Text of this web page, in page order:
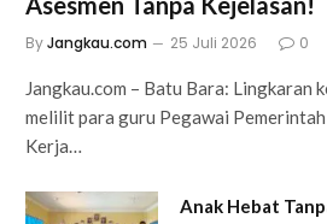
ByJangkau.com 25 Juli 2026 0
Jangkau.com – Batu Bara: Lingkaran
melilit para guru Pegawai
Kerja…
Anak Hebat